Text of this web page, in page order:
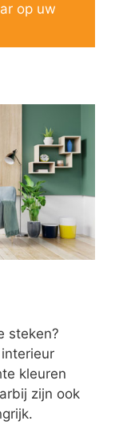
op uw
steken?
kleuren
zijn ook